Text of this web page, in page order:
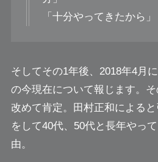
「十分やってきたから」
そしてその1年後、2018年4月
の今現在について報じます。
改めて肯定。田村正和による
をして40代、50代と長年やっ
由。